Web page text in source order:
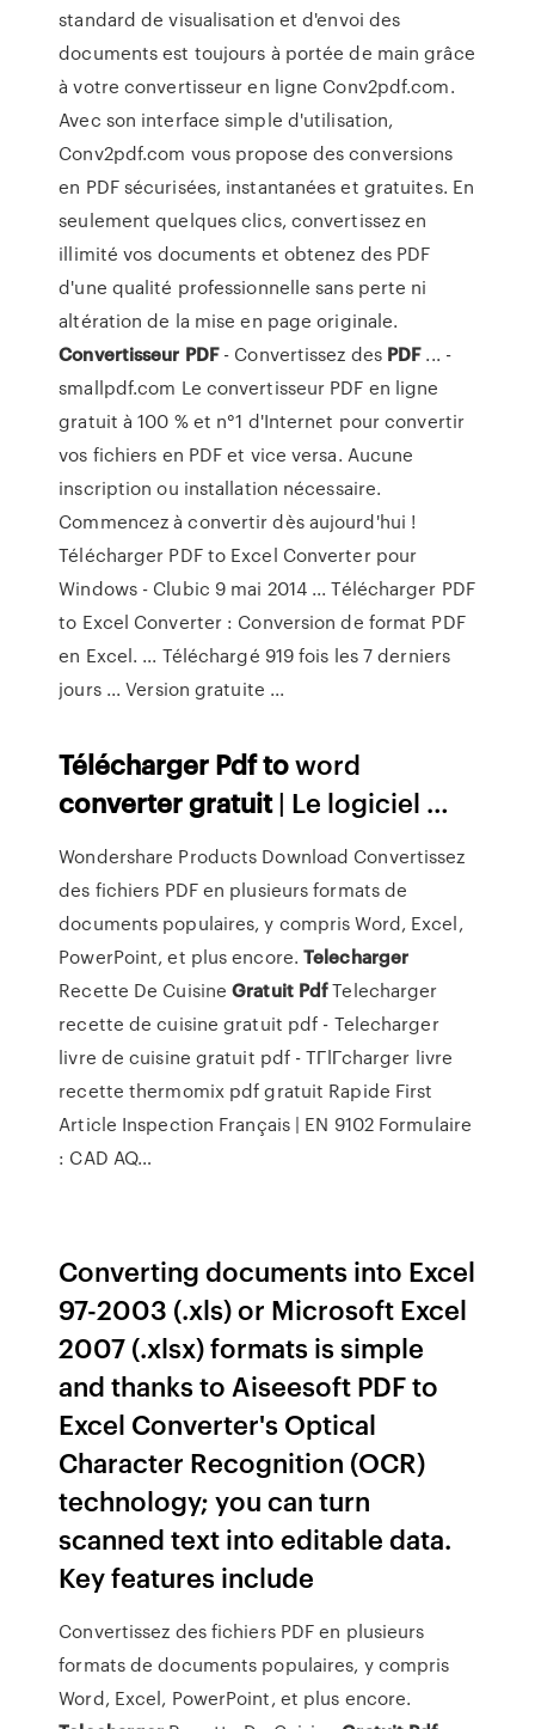
standard de visualisation et d'envoi des
documents est toujours à portée de main grâce
à votre convertisseur en ligne Conv2pdf.com.
Avec son interface simple d'utilisation,
Conv2pdf.com vous propose des conversions
en PDF sécurisées, instantanées et gratuites. En
seulement quelques clics, convertissez en
illimité vos documents et obtenez des PDF
d'une qualité professionnelle sans perte ni
altération de la mise en page originale.
Convertisseur PDF- Convertissez des PDF... -
smallpdf.com Le convertisseur PDF en ligne
gratuit à 100 % et n°1 d'Internet pour convertir
vos fichiers en PDF et vice versa. Aucune
inscription ou installation nécessaire.
Commencez à convertir dès aujourd'hui !
Télécharger PDF to Excel Converter pour
Windows - Clubic 9 mai 2014 ... Télécharger PDF
to Excel Converter : Conversion de format PDF
en Excel. ... Téléchargé 919 fois les 7 derniers
jours ... Version gratuite ...
Télécharger Pdftoword
convertergratuit| Le logiciel …
Wondershare Products Download Convertissez
des fichiers PDF en plusieurs formats de
documents populaires, y compris Word, Excel,
PowerPoint, et plus encore.Telecharger
Recette De CuisineGratuit PdfTelecharger
recette de cuisine gratuit pdf - Telecharger
livre de cuisine gratuit pdf - TГlГcharger livre
recette thermomix pdf gratuit Rapide First
Article Inspection Français | EN 9102 Formulaire
: CAD AQ…
Converting documents into Excel
97-2003 (.xls) or Microsoft Excel
2007 (.xlsx) formats is simple
and thanks to Aiseesoft PDF to
Excel Converter's Optical
Character Recognition (OCR)
technology; you can turn
scanned text into editable data.
Key features include
Convertissez des fichiers PDF en plusieurs
formats de documents populaires, y compris
Word, Excel, PowerPoint, et plus encore.